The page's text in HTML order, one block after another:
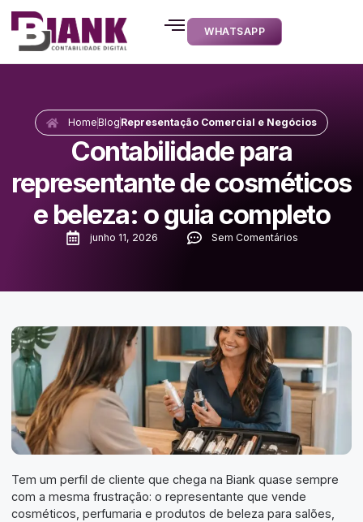
WHATSAPP
HomeBlog Representação Comercial e Negócios
Contabilidade para
representante de cosméticos
e beleza: o guia completo
junho 11, 2026 Sem Comentários
Tem um perfil de cliente que chega na Biank quase sempre
com a mesma frustração: o representante que vende
cosméticos, perfumaria e produtos de beleza para salões,